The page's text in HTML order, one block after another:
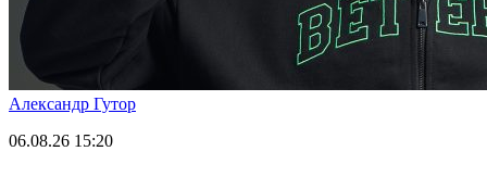
Александр Гутор
06.08.26 15:20